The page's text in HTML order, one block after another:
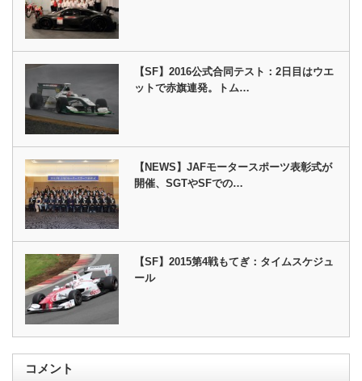
【SF】2016公式合同テスト：2日目はウエ
ットで赤旗連発。トム…
【NEWS】JAFモータースポーツ表彰式が
開催、SGTやSFでの…
【SF】2015第4戦もてぎ：タイムスケジュ
ール
コメント